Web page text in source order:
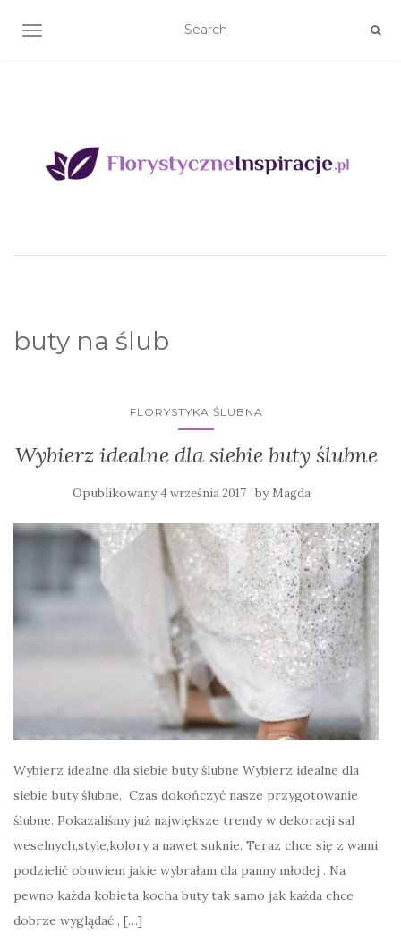
TOGGLE NAVIGATION
buty na ślub
FLORYSTYKA ŚLUBNA
Wybierz idealne dla siebie buty ślubne
Opublikowany4 września 2017 by Magda
Wybierz idealne dla siebie buty ślubne Wybierz idealne dla
siebie buty ślubne. Czas dokończyć nasze przygotowanie
ślubne. Pokazaliśmy już największe trendy w dekoracji sal
weselnych,style,kolory a nawet suknie. Teraz chce się z wami
podzielić obuwiem jakie wybrałam dla panny młodej . Na
pewno każda kobieta kocha buty tak samo jak każda chce
dobrze wyglądać , […]